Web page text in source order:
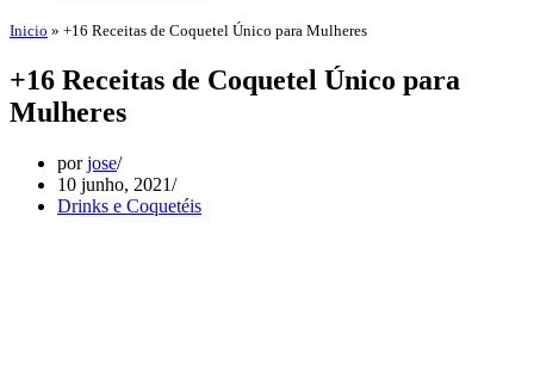
Inicio » +16 Receitas de Coquetel Único para Mulheres
+16 Receitas de Coquetel Único para
Mulheres
porjose
10 junho, 2021
Drinks e Coquetéis